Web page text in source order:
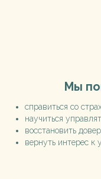
Мы
справиться со
научиться
восстановить
вернуть интерес к